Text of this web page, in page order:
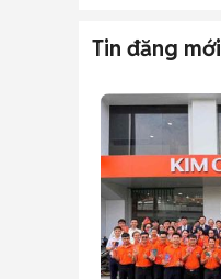
Tin đăng mới